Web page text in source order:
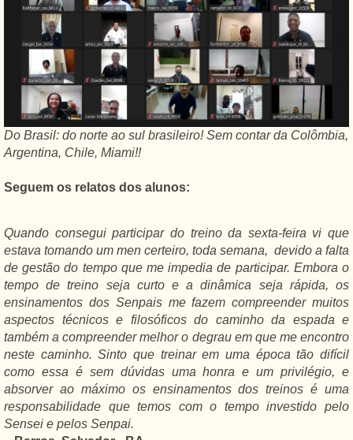
Do Brasil: do norte ao sul brasileiro! Sem contar da Colômbia,
Argentina, Chile, Miami!!
Seguem os relatos dos alunos:
Quando consegui participar do treino da sexta-feira vi que
estava tomando um men certeiro, toda semana, devido a falta
de gestão do tempo que me impedia de participar. Embora o
tempo de treino seja curto e a dinâmica seja rápida, os
ensinamentos dos Senpais me fazem compreender muitos
aspectos técnicos e filosóficos do caminho da espada e
também a compreender melhor o degrau em que me encontro
neste caminho. Sinto que treinar em uma época tão difícil
como essa é sem dúvidas uma honra e um privilégio, e
absorver ao máximo os ensinamentos dos treinos é uma
responsabilidade que temos com o tempo investido pelo
Sensei e pelos Senpai.